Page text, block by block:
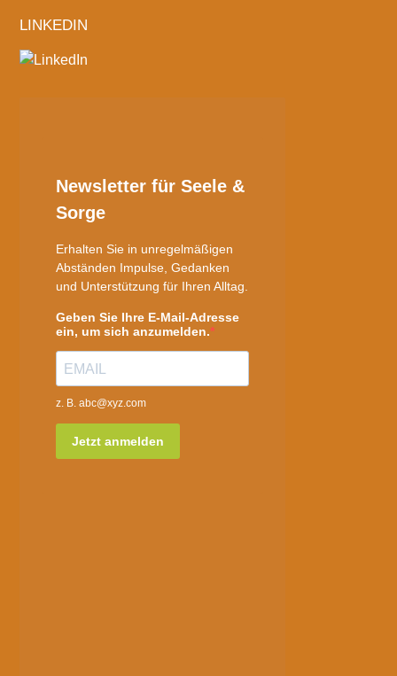
LINKEDIN